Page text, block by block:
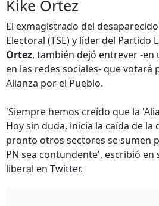
Kike Ortez
El exmagistrado del
Electoral (TSE) y líder del Partido
Ortez, también dejó entrever -
en las redes sociales- que votará
Alianza por el Pueblo.
'Siempre hemos creído que la
Hoy sin duda, inicia la caída de la
pronto otros sectores se sumen
PN sea contundente', escribió
liberal en Twitter.